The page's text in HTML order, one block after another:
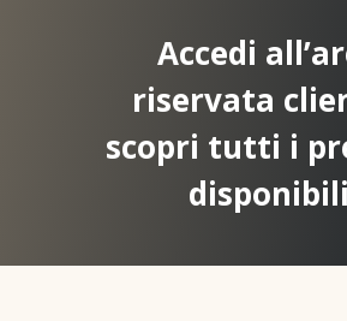
Accedi
riservata
scopri tutti i
disponibili